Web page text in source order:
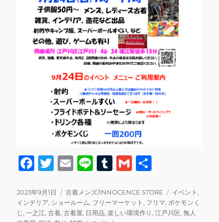
F
c
e
T
it
te
E
ai
l
Li
e
T
m
bl
G
ai
l
投
稿
日:
2023年9月1日
カ
テ
ゴ
古着メンズ/INNOCENCE STORE
タ
グ
イベント ,
インテリア, ショールーム, フリーマーケット , フリマ, ポケモンく
じ,一之江,古着,古着屋, 日用品,楽しい環境作り ,江戸川区,無人